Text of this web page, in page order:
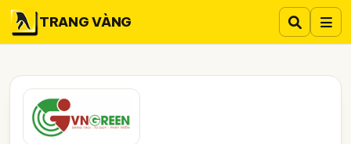
TRANG VÀNG